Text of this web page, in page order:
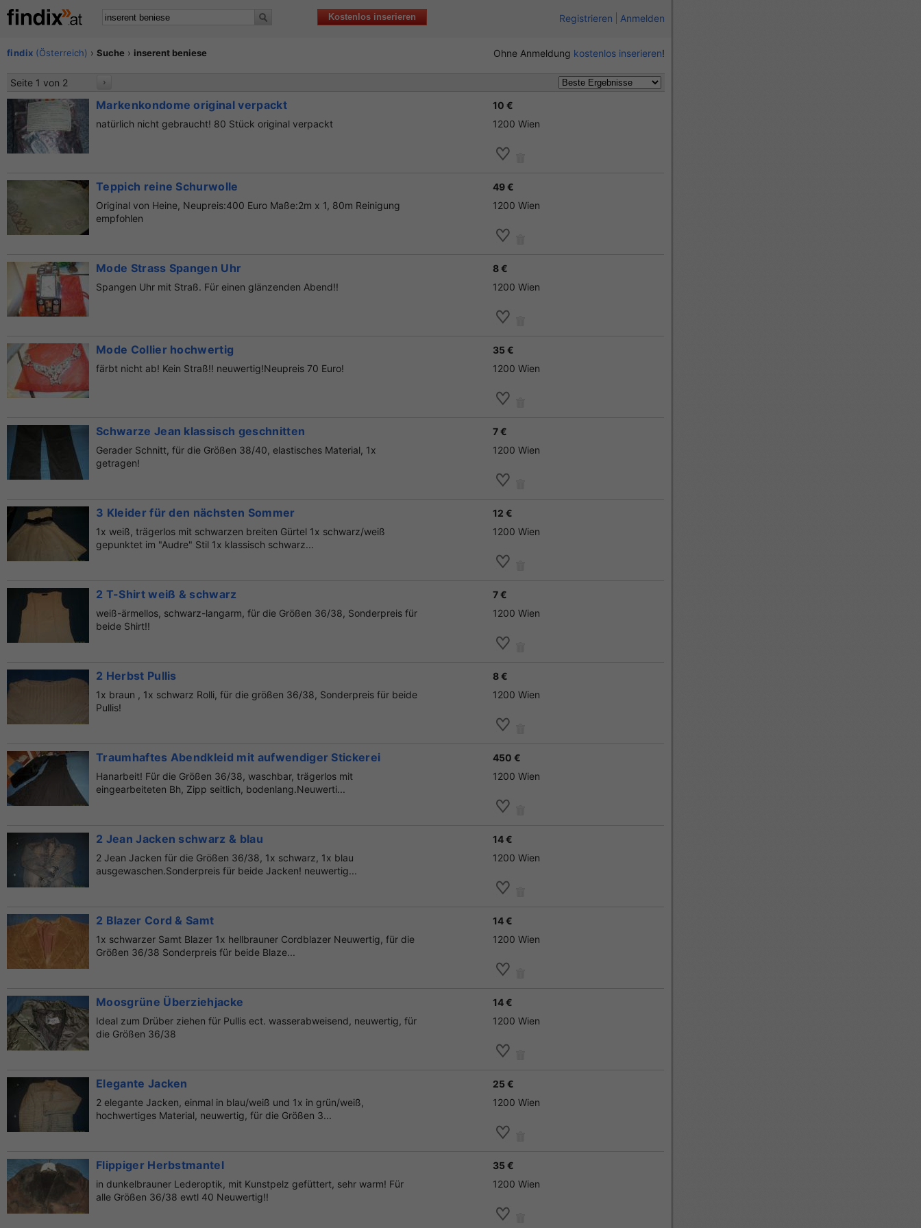
Kostenlos inserieren Registrieren Anmelden
findix (Österreich) ›Suche › inserent beniese Ohne Anmeldung kostenlos inserieren!
Seite 1 von 2 ›
Markenkondome original verpackt
natürlich nicht gebraucht! 80 Stück original verpackt
10 €
1200 Wien
Teppich reine Schurwolle
Original von Heine, Neupreis:400 Euro Maße:2m x 1, 80m Reinigung
empfohlen
49 €
1200 Wien
Mode Strass Spangen Uhr
Spangen Uhr mit Straß. Für einen glänzenden Abend!!
8 €
1200 Wien
Mode Collier hochwertig
färbt nicht ab! Kein Straß!! neuwertig!Neupreis 70 Euro!
35 €
1200 Wien
Schwarze Jean klassisch geschnitten
Gerader Schnitt, für die Größen 38/40, elastisches Material, 1x
getragen!
7 €
1200 Wien
3 Kleider für den nächsten Sommer
1x weiß, trägerlos mit schwarzen breiten Gürtel 1x schwarz/weiß
gepunktet im "Audre" Stil 1x klassisch schwarz...
12 €
1200 Wien
2 T-Shirt weiß & schwarz
weiß-ärmellos, schwarz-langarm, für die Größen 36/38, Sonderpreis für
beide Shirt!!
7 €
1200 Wien
2 Herbst Pullis
1x braun , 1x schwarz Rolli, für die größen 36/38, Sonderpreis für beide
Pullis!
8 €
1200 Wien
Traumhaftes Abendkleid mit aufwendiger Stickerei
Hanarbeit! Für die Größen 36/38, waschbar, trägerlos mit
eingearbeiteten Bh, Zipp seitlich, bodenlang.Neuwerti...
450 €
1200 Wien
2 Jean Jacken schwarz & blau
2 Jean Jacken für die Größen 36/38, 1x schwarz, 1x blau
ausgewaschen.Sonderpreis für beide Jacken! neuwertig...
14 €
1200 Wien
2 Blazer Cord & Samt
1x schwarzer Samt Blazer 1x hellbrauner Cordblazer Neuwertig, für die
Größen 36/38 Sonderpreis für beide Blaze...
14 €
1200 Wien
Moosgrüne Überziehjacke
Ideal zum Drüber ziehen für Pullis ect. wasserabweisend, neuwertig, für
die Größen 36/38
14 €
1200 Wien
Elegante Jacken
2 elegante Jacken, einmal in blau/weiß und 1x in grün/weiß,
hochwertiges Material, neuwertig, für die Größen 3...
25 €
1200 Wien
Flippiger Herbstmantel
in dunkelbrauner Lederoptik, mit Kunstpelz gefüttert, sehr warm! Für
alle Größen 36/38 ewtl 40 Neuwertig!!
35 €
1200 Wien